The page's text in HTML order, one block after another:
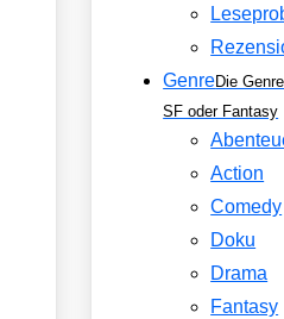
GenreDie
SF oder Fantasy
Action
Comedy
Doku
Drama
Fantasy